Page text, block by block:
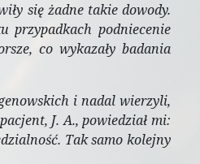
się żadne takie dowody.
przypadkach podniecenie
co wykazały badania
i nadal wierzyli,
J. A., powiedział mi:
Tak samo kolejny